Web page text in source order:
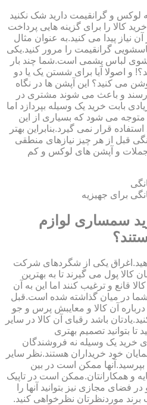
لوکس و گرانقیمت دارید شک نکنید
کالا را برای گزینه هایی پرداخت
نیاز پیدا می کنید.به عنوان مثال
گرانقیمت را مرور کنید.یکی
لباس پشمی است.شما چند بار
اصولا آیا برای شستن یک یا دو
می کنید؟ این آپشن ها در نگاه
رسند و باعث می شوند مشتری در
بابت خرید یک وسیله بپردازد اما
متوجه می شود که بسیاری از این
قرار نمی گیرد.بنابراین بهتر
قبل از هر چیز نیازهای منطقی
و آپشن های لوکس و کم
برای جهیزیه
سمساری لوازم
یکی از شگردهای شرکت
کالا پول می گیرند تا به بهترین
قانع و ترغیب کنند اما این به آن
در میان گذاشته شده است.قبل
درباره آن کالا و معایبش پرس و جو
باشد رقبای آن کالا در سایر
تا بتوانید تصمیم بهتری
خرید یک وسیله نه فروشندگان
خود خریداران هستند.نظر سایر
ممکن است در بین
و همکارانتان.ممکن است در تاپیک
مجازی نیز بتوانید آنها را
برند موردنظرتان نظرخواهی کنید.